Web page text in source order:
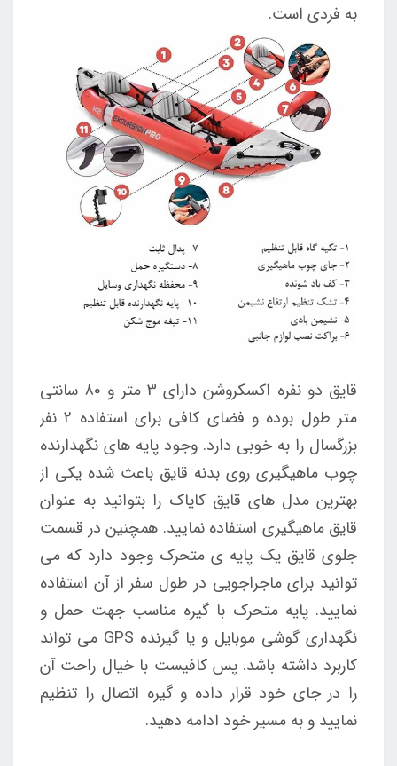
به فردی است.
قایق دو نفره اکسکروشن دارای 3 متر و 80 سانتی
متر طول بوده و فضای کافی برای استفاده 2 نفر
بزرگسال را به خوبی دارد. وجود پایه های نگهدارنده
چوب ماهیگیری روی بدنه قایق باعث شده یکی از
بهترین مدل های قایق کایاک را بتوانید به عنوان
قایق ماهیگیری استفاده نمایید. همچنین در قسمت
جلوی قایق یک پایه ی متحرک وجود دارد که می
توانید برای ماجراجویی در طول سفر از آن استفاده
نمایید. پایه متحرک با گیره مناسب جهت حمل و
نگهداری گوشی موبایل و یا گیرنده GPS می تواند
کاربرد داشته باشد. پس کافیست با خیال راحت آن
را در جای خود قرار داده و گیره اتصال را تنظیم
نمایید و به مسیر خود ادامه دهید.